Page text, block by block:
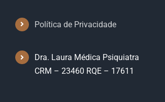
Política de Privacidade
Dra. Laura Médica Psiquiatra
CRM – 23460 RQE – 17611